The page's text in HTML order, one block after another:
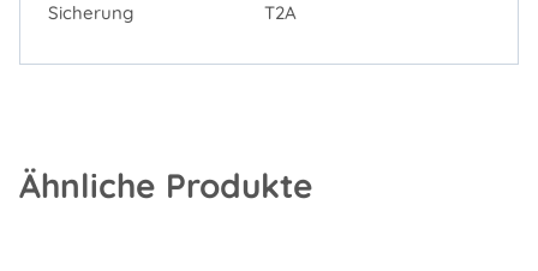
Sicherung
T2A
Ähnliche Produkte